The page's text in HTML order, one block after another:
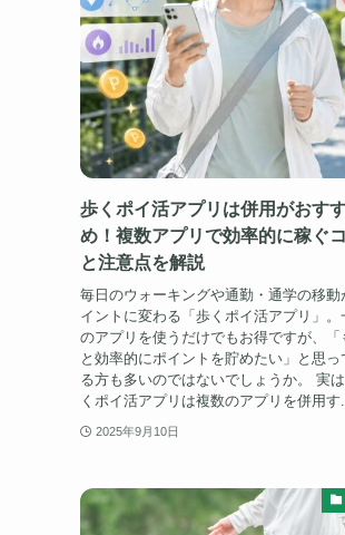
歩くポイ活アプリは併用がおす
め！複数アプリで効率的に稼ぐ
と注意点を解説
毎日のウォーキングや通勤・通学の移動
イントに変わる「歩くポイ活アプリ」。
のアプリを使うだけでもお得ですが、「
と効率的にポイントを貯めたい」と思っ
る方も多いのではないでしょうか。 実
くポイ活アプリは複数のアプリを併用す...
2025年9月10日